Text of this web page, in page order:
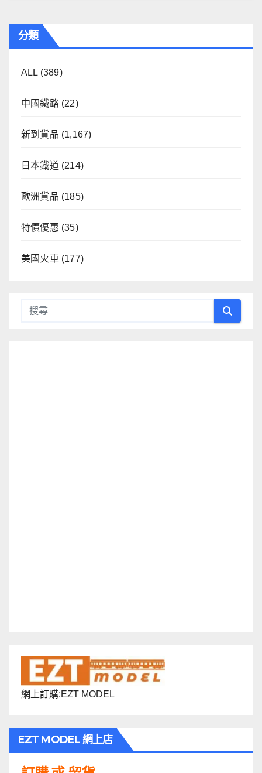
分類
ALL (389)
中國鐵路(22)
新到貨品 (1,167)
日本鐡道(214)
歐洲貨品 (185)
特價優惠 (35)
美國火車(177)
網上訂購:EZT MODEL
EZT MODEL 網上店